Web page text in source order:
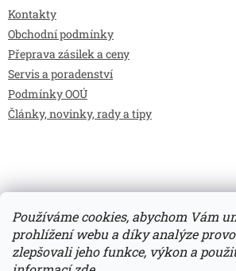
Používáme cookies, abychom Vám
prohlížení webu a díky analýze
zlepšovali jeho funkce, výkon a
Kontakty
Obchodní podmínky
Přeprava zásilek a ceny
Servis a poradenství
Podmínky OOÚ
Články, novinky, rady a tipy
Vytvořil Shoptet